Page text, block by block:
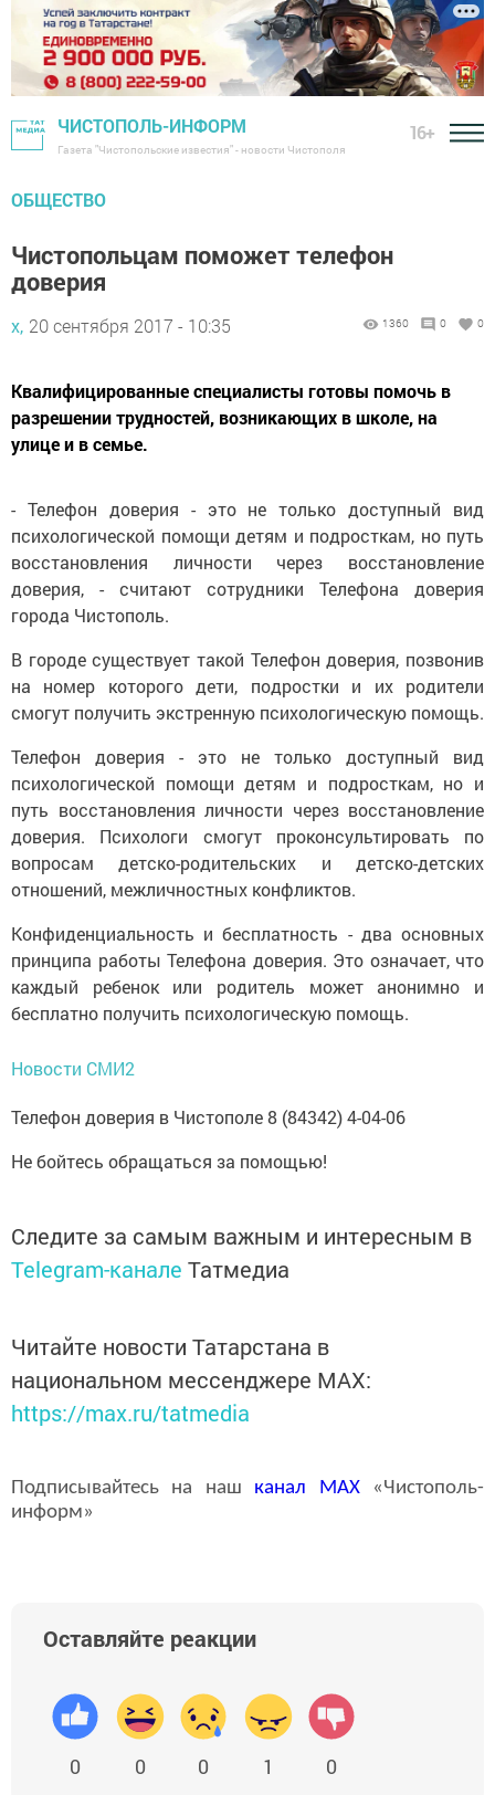
ЧИСТОПОЛЬ-ИНФОРМ
Газета "Чистопольские известия" - новости Чистополя
16+
ОБЩЕСТВО
Чистопольцам поможет телефон
доверия
х, 20 сентября 2017 - 10:35 1360 0 0
Квалифицированные специалисты готовы помочь в
разрешении трудностей, возникающих в школе, на
улице и в семье.
- Телефон доверия - это не только доступный вид
психологической помощи детям и подросткам, но путь
восстановления личности через восстановление
доверия, - считают сотрудники Телефона доверия
города Чистополь.
В городе существует такой Телефон доверия, позвонив
на номер которого дети, подростки и их родители
смогут получить экстренную психологическую помощь.
Телефон доверия - это не только доступный вид
психологической помощи детям и подросткам, но и
путь восстановления личности через восстановление
доверия. Психологи смогут проконсультировать по
вопросам детско-родительских и детско-детских
отношений, межличностных конфликтов.
Конфиденциальность и бесплатность - два основных
принципа работы Телефона доверия. Это означает, что
каждый ребенок или родитель может анонимно и
бесплатно получить психологическую помощь.
Новости СМИ2
Телефон доверия в Чистополе 8 (84342) 4-04-06
Не бойтесь обращаться за помощью!
Следите за самым важным и интересным в
Telegram-канале Татмедиа
Читайте новости Татарстана в
национальном мессенджере MАХ:
https://max.ru/tatmedia
Подписывайтесь на наш канал MAX«Чистополь-
информ»
Оставляйте реакции
0 0 0 1 0